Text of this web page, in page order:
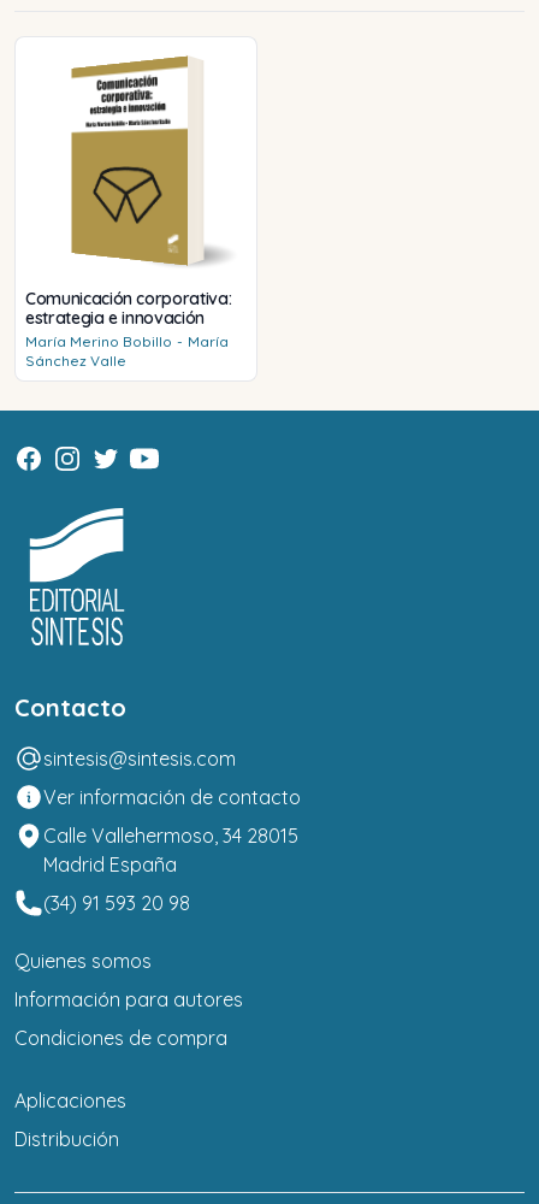
Comunicación corporativa:
estrategia e innovación
María Merino Bobillo - María
Sánchez Valle
Contacto
sintesis@sintesis.com
Ver información de contacto
Calle Vallehermoso, 34 28015
Madrid España
(34) 91 593 20 98
Quienes somos
Información para autores
Condiciones de compra
Aplicaciones
Distribución